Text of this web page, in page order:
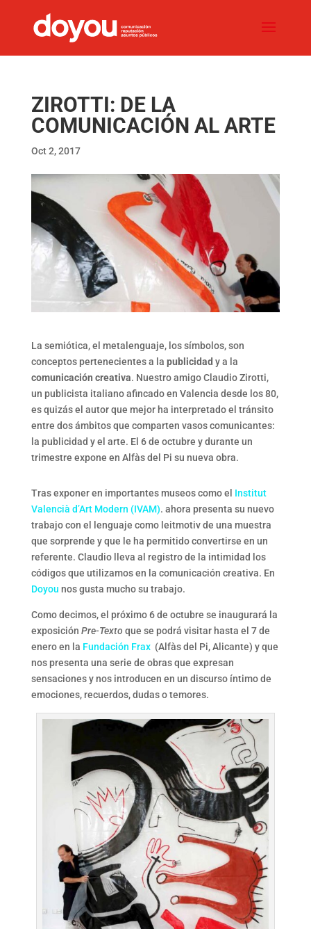
ZIROTTI: DE LA
COMUNICACIÓN AL ARTE
Oct 2, 2017
La semiótica, el metalenguaje, los símbolos, son
conceptos pertenecientes a la publicidad y a la
comunicación creativa. Nuestro amigo Claudio Zirotti,
un publicista italiano afincado en Valencia desde los 80,
es quizás el autor que mejor ha interpretado el tránsito
entre dos ámbitos que comparten vasos comunicantes:
la publicidad y el arte. El 6 de octubre y durante un
trimestre expone en Alfàs del Pi su nueva obra.
Tras exponer en importantes museos como el Institut
Valencià d’Art Modern (IVAM). ahora presenta su nuevo
trabajo con el lenguaje como leitmotiv de una muestra
que sorprende y que le ha permitido convertirse en un
referente. Claudio lleva al registro de la intimidad los
códigos que utilizamos en la comunicación creativa. En
Doyou nos gusta mucho su trabajo.
Como decimos, el próximo 6 de octubre se inaugurará la
exposición Pre-Texto que se podrá visitar hasta el 7 de
enero en la Fundación Frax(Alfàs del Pi, Alicante) y que
nos presenta una serie de obras que expresan
sensaciones y nos introducen en un discurso íntimo de
emociones, recuerdos, dudas o temores.